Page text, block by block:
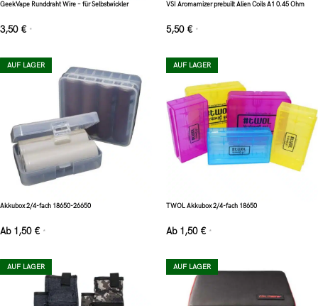
GeekVape Runddraht Wire – für Selbstwickler
3,50 € *
VSI Aromamizer prebuilt Alien Coils A1 0.45 Ohm
5,50 € *
AUF LAGER
Akkubox 2/4-fach 18650-26650
Ab 1,50 € *
AUF LAGER
TWOL Akkubox 2/4-fach 18650
Ab 1,50 € *
AUF LAGER AUF LAGER